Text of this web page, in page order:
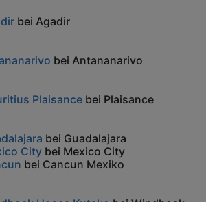
bei Agadir
bei Antananarivo
Plaisance bei Plaisance
bei Guadalajara
City bei Mexico City
bei Cancun Mexiko